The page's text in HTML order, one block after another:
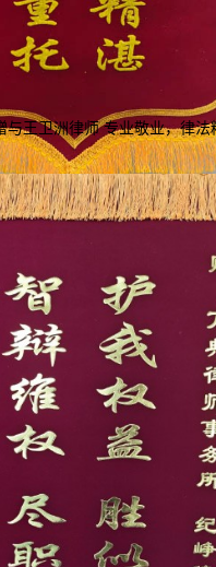
与王卫洲律师 专业敬业，律法